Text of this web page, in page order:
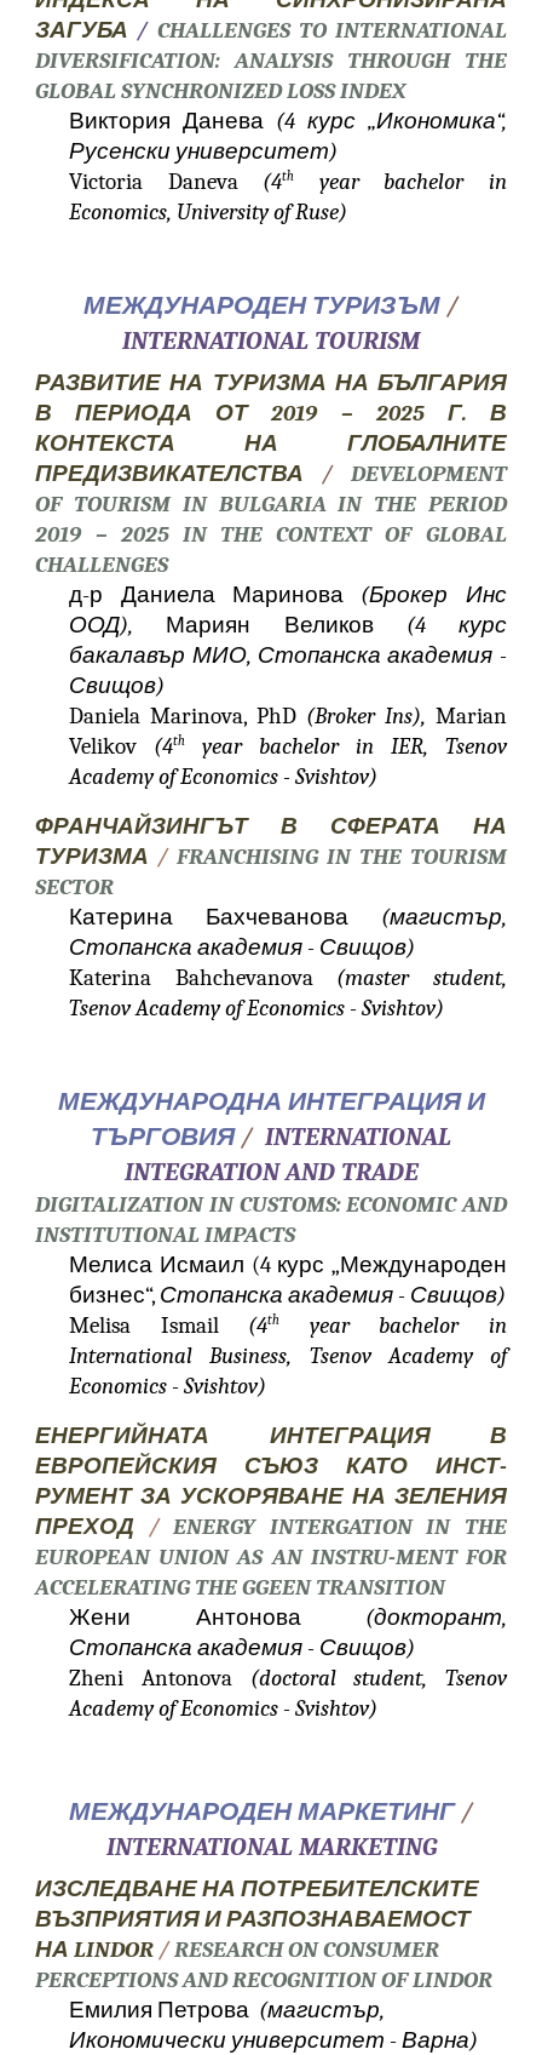
ЗАГУБА / CHALLENGES TO INTERNATIONAL
DIVERSIFICATION: ANALYSIS THROUGH THE
GLOBAL SYNCHRONIZED LOSS INDEX
Виктория Данева (4 курс „Икономика“,
Русенски университет)
Victoria Daneva (4th
year bachelor in
Economics, University of Ruse)
МЕЖДУНАРОДЕН ТУРИЗЪМ /
INTERNATIONAL TOURISM
РАЗВИТИЕ НА ТУРИЗМА НА БЪЛГАРИЯ
В ПЕРИОДА ОТ 2019 – 2025 Г. В
КОНТЕКСТА НА ГЛОБАЛНИТЕ
ПРЕДИЗВИКАТЕЛСТВА / DEVELOPMENT
OF TOURISM IN BULGARIA IN THE PERIOD
2019 – 2025 IN THE CONTEXT OF GLOBAL
CHALLENGES
д-р Даниела Маринова (Брокер Инс
ООД), Мариян Великов (4 курс
бакалавър МИО, Стопанска академия -
Свищов)
Daniela Marinova, PhD (Broker Ins), Marian
Velikov (4th
year bachelor in IER, Tsenov
Academy of Economics - Svishtov)
ФРАНЧАЙЗИНГЪТ В СФЕРАТА НА
ТУРИЗМА /FRANCHISING IN THE TOURISM
SECTOR
Катерина Бахчеванова (магистър,
Стопанска академия - Свищов)
Katerina Bahchevanova (master student,
Tsenov Academy of Economics - Svishtov)
МЕЖДУНАРОДНА ИНТЕГРАЦИЯ И
ТЪРГОВИЯ / INTERNATIONAL
INTEGRATION AND TRADE
DIGITALIZATION IN CUSTOMS: ECONOMIC AND
INSTITUTIONAL IMPACTS
Мелиса Исмаил (4 курс „Международен
бизнес“, Стопанска академия - Свищов)
Melisa Ismail (4th
year bachelor in
International Business, Tsenov Academy of
Economics - Svishtov)
ЕНЕРГИЙНАТА ИНТЕГРАЦИЯ В
ЕВРОПЕЙСКИЯ СЪЮЗ КАТО ИНСТ-
РУМЕНТ ЗА УСКОРЯВАНЕ НА ЗЕЛЕНИЯ
ПРЕХОД /ENERGY INTERGATION IN THE
EUROPEAN UNION AS AN INSTRU-MENT FOR
ACCELERATING THE GGEEN TRANSITION
Жени Антонова (докторант,
Стопанска академия - Свищов)
Zheni Antonova (doctoral student, Tsenov
Academy of Economics - Svishtov)
МЕЖДУНАРОДЕН МАРКЕТИНГ /
INTERNATIONAL MARKETING
ИЗСЛЕДВАНЕ НА ПОТРЕБИТЕЛСКИТЕ
ВЪЗПРИЯТИЯ И РАЗПОЗНАВАЕМОСТ
НА LINDOR /RESEARCH ON CONSUMER
PERCEPTIONS AND RECOGNITION OF LINDOR
Емилия Петрова (магистър,
Икономически университет - Варна)